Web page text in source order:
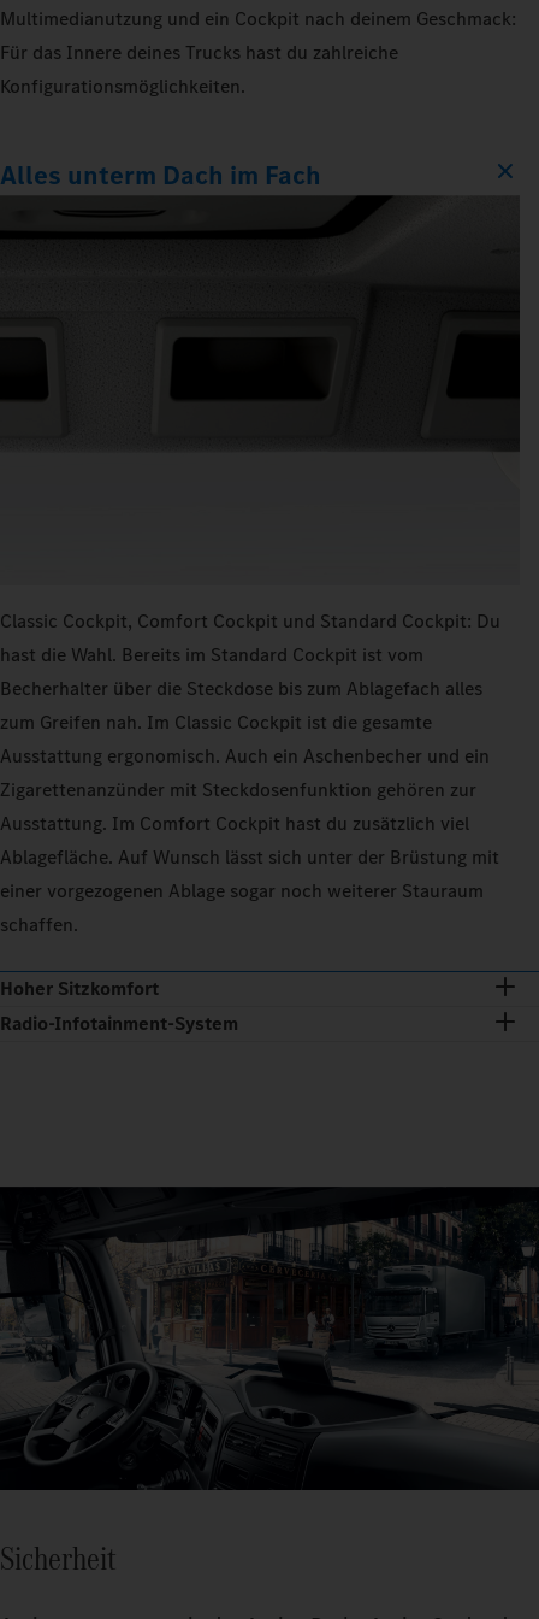
Multimedianutzung und ein Cockpit nach deinem Geschmack:
Für das Innere deines Trucks hast du zahlreiche
Konfigurationsmöglichkeiten.
Alles unterm Dach im Fach
Classic Cockpit, Comfort Cockpit und Standard Cockpit: Du
hast die Wahl. Bereits im Standard Cockpit ist vom
Becherhalter über die Steckdose bis zum Ablagefach alles
zum Greifen nah. Im Classic Cockpit ist die gesamte
Ausstattung ergonomisch. Auch ein Aschenbecher und ein
Zigarettenanzünder mit Steckdosenfunktion gehören zur
Ausstattung. Im Comfort Cockpit hast du zusätzlich viel
Ablagefläche. Auf Wunsch lässt sich unter der Brüstung mit
einer vorgezogenen Ablage sogar noch weiterer Stauraum
schaffen.
Hoher Sitzkomfort
Radio-Infotainment-System
Sicherheit